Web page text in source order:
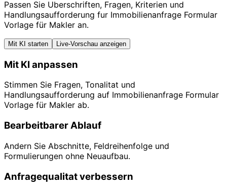
Passen Sie Uberschriften, Fragen, Kriterien und
Handlungsaufforderung fur Immobilienanfrage Formular
Vorlage für Makler an.
Mit KI starten Live-Vorschau anzeigen
Mit KI anpassen
Stimmen Sie Fragen, Tonalitat und
Handlungsaufforderung auf Immobilienanfrage Formular
Vorlage für Makler ab.
Bearbeitbarer Ablauf
Andern Sie Abschnitte, Feldreihenfolge und
Formulierungen ohne Neuaufbau.
Anfragequalitat verbessern